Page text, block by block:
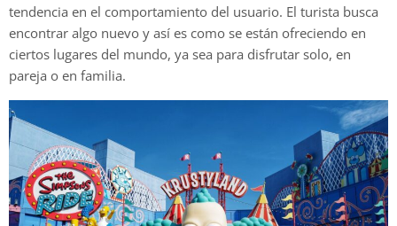
tendencia en el comportamiento del usuario. El turista busca
encontrar algo nuevo y así es como se están ofreciendo en
ciertos lugares del mundo, ya sea para disfrutar solo, en
pareja o en familia.